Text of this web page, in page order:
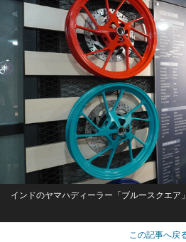
インドのヤマハディーラー「ブルースクエア
この記事へ戻